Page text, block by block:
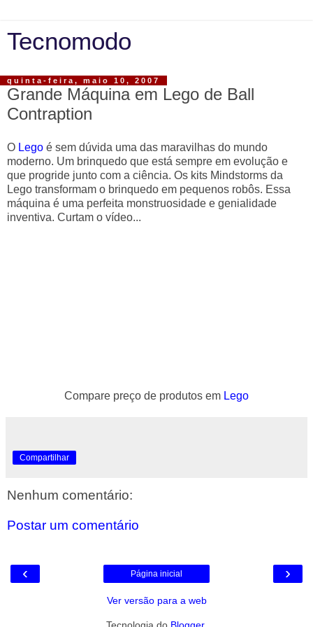
Tecnomodo
quinta-feira, maio 10, 2007
Grande Máquina em Lego de Ball
Contraption
O Lego é sem dúvida uma das maravilhas do mundo
moderno. Um brinquedo que está sempre em evolução e
que progride junto com a ciência. Os kits Mindstorms da
Lego transformam o brinquedo em pequenos robôs. Essa
máquina é uma perfeita monstruosidade e genialidade
inventiva. Curtam o vídeo...
Compare preço de produtos em Lego
Compartilhar
Nenhum comentário:
Postar um comentário
‹ ›
Página inicial
Ver versão para a web
Tecnologia do Blogger.